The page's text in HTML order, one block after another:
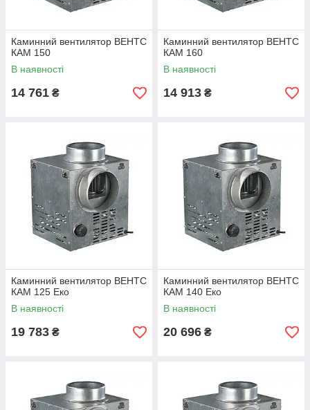
Каминний вентилятор ВЕНТС
КАМ 150
В наявності
14 761 ₴
Каминний вентилятор ВЕНТС
КАМ 160
В наявності
14 913 ₴
Каминний вентилятор ВЕНТС
КАМ 125 Еко
В наявності
19 783 ₴
Каминний вентилятор ВЕНТС
КАМ 140 Еко
В наявності
20 696 ₴